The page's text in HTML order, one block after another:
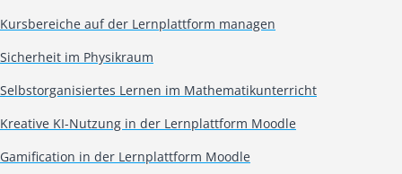
Kursbereiche auf der Lernplattform managen
Sicherheit im Physikraum
Selbstorganisiertes Lernen im Mathematikunterricht
Kreative KI-Nutzung in der Lernplattform Moodle
Gamification in der Lernplattform Moodle